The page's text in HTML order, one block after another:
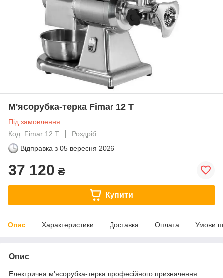
М'ясорубка-терка Fimar 12 T
Під замовлення
Код: Fimar 12 T
Роздріб
Відправка з 05 вересня 2026
37 120 ₴
Купити
Опис Характеристики Доставка Оплата Умови
Опис
Електрична м'ясорубка-терка професійного призначення